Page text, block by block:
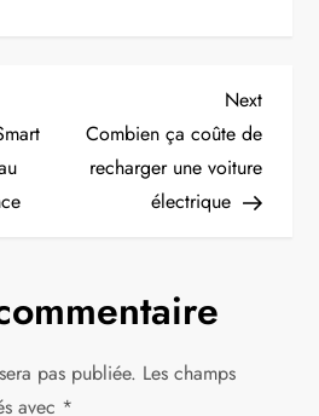
Next
Post
Next
Combien ça coûte de
recharger une voiture
électrique
pas publiée. Les champs
avec *